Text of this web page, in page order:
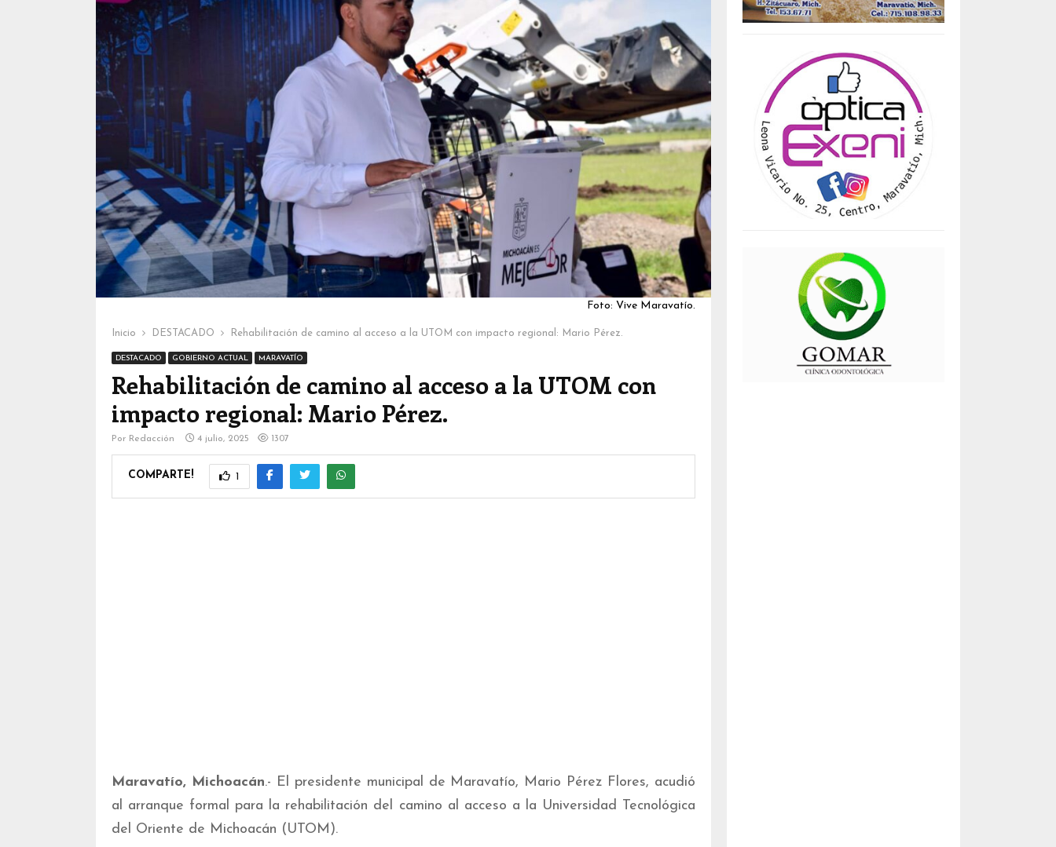
Foto: Vive Maravatío.
Inicio DESTACADO Rehabilitación de camino al acceso a la UTOM con impacto regional: Mario Pérez.
DESTACADO GOBIERNO ACTUAL MARAVATÍO
Rehabilitación de camino al acceso a la UTOM con
impacto regional: Mario Pérez.
Por Redacción 4 julio, 2025 1307
COMPARTE! 1
Maravatío, Michoacán.- El presidente municipal de Maravatío, Mario Pérez Flores, acudió
al arranque formal para la rehabilitación del camino al acceso a la Universidad Tecnológica
del Oriente de Michoacán (UTOM).